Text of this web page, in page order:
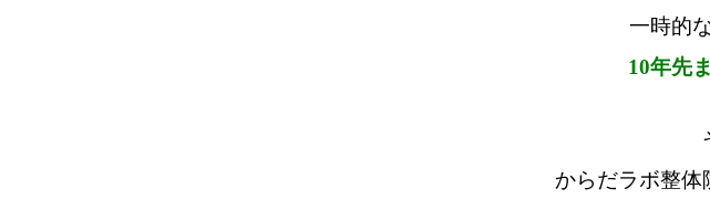
一時的
10年先
からだラボ整体